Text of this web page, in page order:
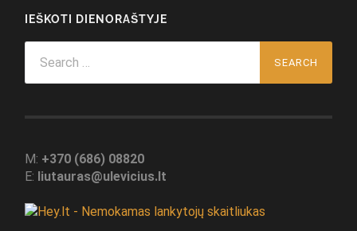
IEŠKOTI DIENORAŠTYJE
for:
M: +370 (686) 08820
E: liutauras@ulevicius.lt